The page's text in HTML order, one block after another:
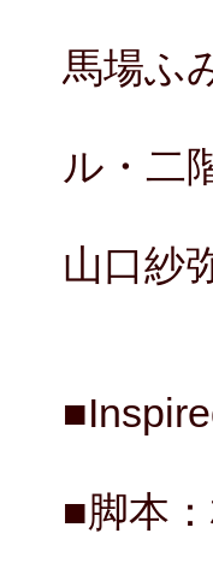
馬場ふ
ル・二
山口紗
■脚本